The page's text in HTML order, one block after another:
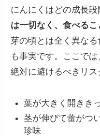
にんにくはどの成長
は一切なく、食べる
芽の頃とは全く異な
も事実です。ここでは
絶対に避けるべきリス
葉が大きく開きき
茎が伸びて蕾がつ
珍味